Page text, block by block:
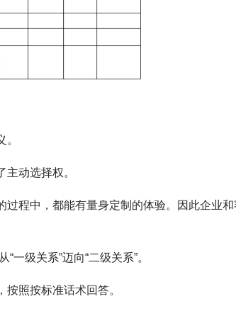
动选择权。
程中，都能有量身定制的体验。因此企业和
级关系”迈向“二级关系”。
按照按标准话术回答。